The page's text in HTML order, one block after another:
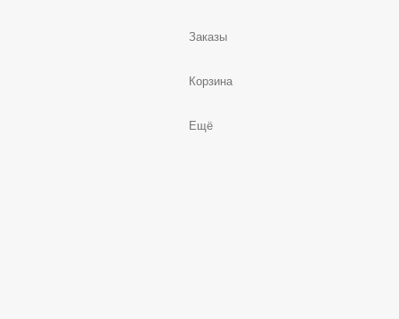
Заказы
Корзина
Ещё